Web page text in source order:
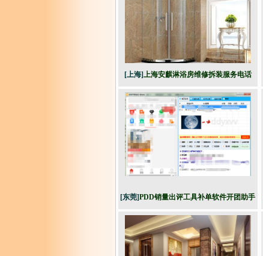
[上海]上海安麒淋浴房维修拆装服务电话
62085982专业服务有保障
[东莞]PDD销量出评工具补单软件开团助手